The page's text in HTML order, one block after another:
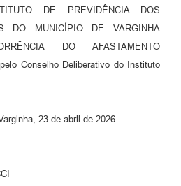
DE PREVIDÊNCIA DOS
DO MUNICÍPIO DE VARGINHA
DO AFASTAMENTO
Conselho Deliberativo do Instituto
23 de abril de 2026.